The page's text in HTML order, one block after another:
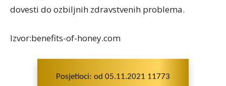
dovesti do ozbiljnih zdravstvenih problema.
Izvor:benefits-of-honey.com
Posjetioci: od 05.11.2021 11773